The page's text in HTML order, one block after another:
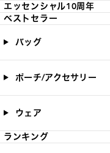
エッセンシャル10周年
ベストセラー
バッグ
ポーチ/アクセサリー
ウェア
ランキング